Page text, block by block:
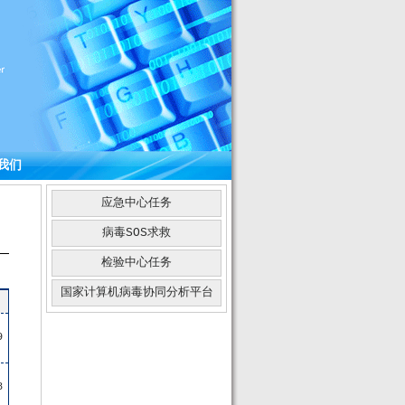
们
应急中心任务
病毒SOS求救
检验中心任务
国家计算机病毒协同分析平台